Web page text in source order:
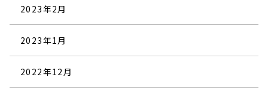
2023年2月
2023年1月
2022年12月